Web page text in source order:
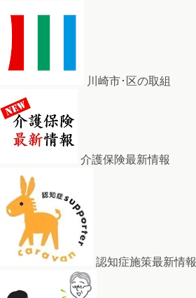
川崎市･区の取組
介護保険最新情報
認知症施策最新情報